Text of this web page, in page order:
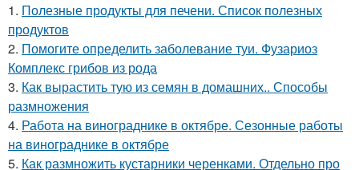
1. Полезные продукты для печени. Список полезных
продуктов
2. Помогите определить заболевание туи. Фузариоз
Комплекс грибов из рода
3. Как вырастить тую из семян в домашних.. Способы
размножения
4. Работа на винограднике в октябре. Сезонные работы
на винограднике в октябре
5. Как размножить кустарники черенками. Отдельно про